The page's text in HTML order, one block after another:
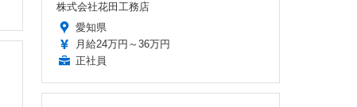
株式会社花田工務店
愛知県
月給24万円～36万円
正社員